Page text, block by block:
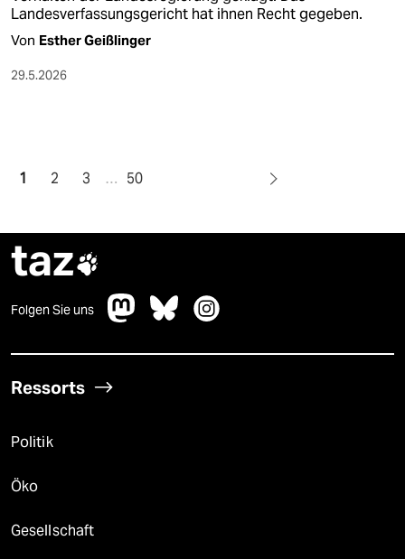
Landesverfassungsgericht hat ihnen Recht gegeben.
Von Esther Geißlinger
29.5.2026
1 2 3 … 50
taz
Folgen Sie uns
Ressorts
Politik
Öko
Gesellschaft